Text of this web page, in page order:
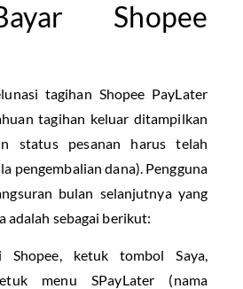
Shopee
tagihan Shopee PayLater
tagihan keluar ditampilkan
status pesanan harus telah
pengembalian dana). Pengguna
bulan selanjutnya yang
adalah sebagai berikut:
Shopee, ketuk tombol Saya,
menu SPayLater (nama